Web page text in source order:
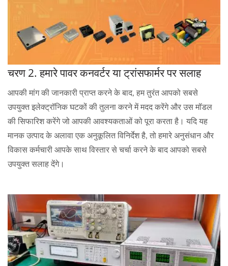
चरण 2. हमारे पावर कनवर्टर या ट्रांसफार्मर पर सलाह
आपकी मांग की जानकारी प्राप्त करने के बाद, हम तुरंत आपको सबसे
उपयुक्त इलेक्ट्रॉनिक घटकों की तुलना करने में मदद करेंगे और उस मॉडल
की सिफारिश करेंगे जो आपकी आवश्यकताओं को पूरा करता है। यदि यह
मानक उत्पाद के अलावा एक अनुकूलित विनिर्देश है, तो हमारे अनुसंधान और
विकास कर्मचारी आपके साथ विस्तार से चर्चा करने के बाद आपको सबसे
उपयुक्त सलाह देंगे।